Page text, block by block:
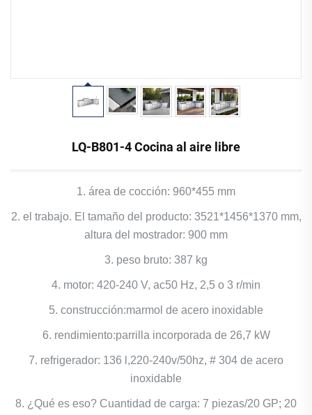
LQ-B801-4 Cocina al aire libre
1. área de cocción: 960*455 mm
2. el trabajo. El tamaño del producto: 3521*1456*1370 mm,
altura del mostrador: 900 mm
3. peso bruto: 387 kg
4. motor: 420-240 V, ac50 Hz, 2,5 o 3 r/min
5. construcción:marmol de acero inoxidable
6. rendimiento:parrilla incorporada de 26,7 kW
7. refrigerador: 136 l,220-240v/50hz, # 304 de acero
inoxidable
8. ¿Qué es eso? Cuantidad de carga: 7 piezas/20 GP; 20